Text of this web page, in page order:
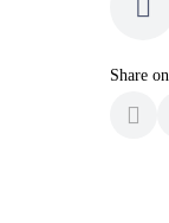
Share on